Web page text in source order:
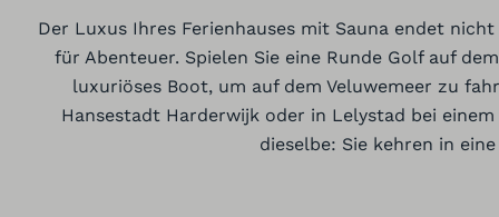
Der Luxus Ihres Ferienhauses mit Sauna endet
für Abenteuer. Spielen Sie eine Runde Golf auf
luxuriöses Boot, um auf dem Veluwemeer zu
Hansestadt Harderwijk oder in Lelystad bei
dieselbe: Sie kehren in